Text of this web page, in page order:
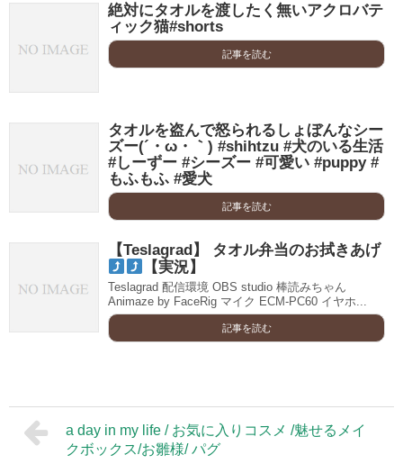
絶対にタオルを渡したく無いアクロバテ
ィック猫#shorts
記事を読む
タオルを盗んで怒られるしょぼんなシー
ズー(´・ω・｀) #shihtzu #犬のいる生活
#しーずー #シーズー #可愛い #puppy #
もふもふ #愛犬
記事を読む
【Teslagrad】 タオル弁当のお拭きあげ
【実況】
Teslagrad 配信環境 OBS studio 棒読みちゃん
Animaze by FaceRig マイク ECM-PC60 イヤホ...
記事を読む
a day in my life / お気に入りコスメ /魅せるメイ
クボックス/お雛様/ パグ